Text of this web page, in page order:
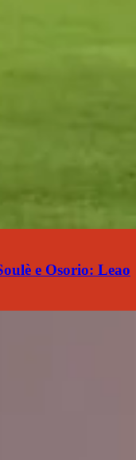
e Osorio: Leao